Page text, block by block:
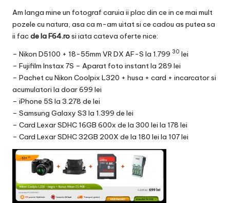
Am langa mine un fotograf caruia ii plac din ce in ce mai mult
pozele cu natura, asa ca m-am uitat si ce cadou as putea sa
ii facde laF64.rosi iata cateva oferte nice:
– Nikon D5100 + 18-55mm VR DX AF-S la 1.799 30 lei
– Fujifilm Instax 7S – Aparat foto instant la 289 lei
– Pachet cu Nikon Coolpix L320 + husa + card + incarcator si
acumulatori la doar 699 lei
– iPhone 5S la 3.278 de lei
– Samsung Galaxy S3 la 1.399 de lei
– Card Lexar SDHC 16GB 600x de la 300 lei la 178 lei
– Card Lexar SDHC 32GB 200X de la 180 lei la 107 lei